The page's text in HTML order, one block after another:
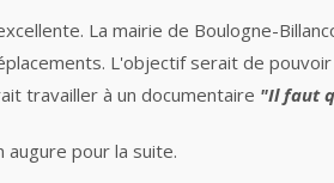
La mairie de Boulogne-
L'objectif serait de
travailler à un documentaire "Il faut
augure pour la suite.